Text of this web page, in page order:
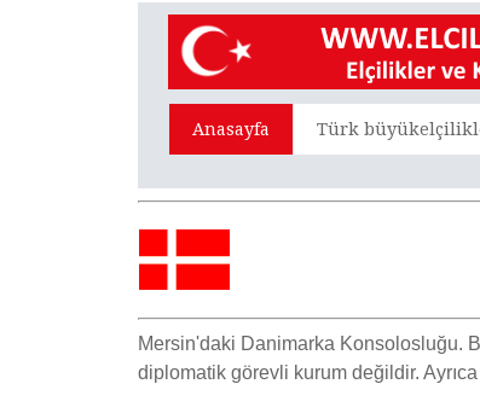
Anasayfa Türk
Mersin'daki Danimarka Konsolosluğu.
diplomatik görevli kurum değildir.